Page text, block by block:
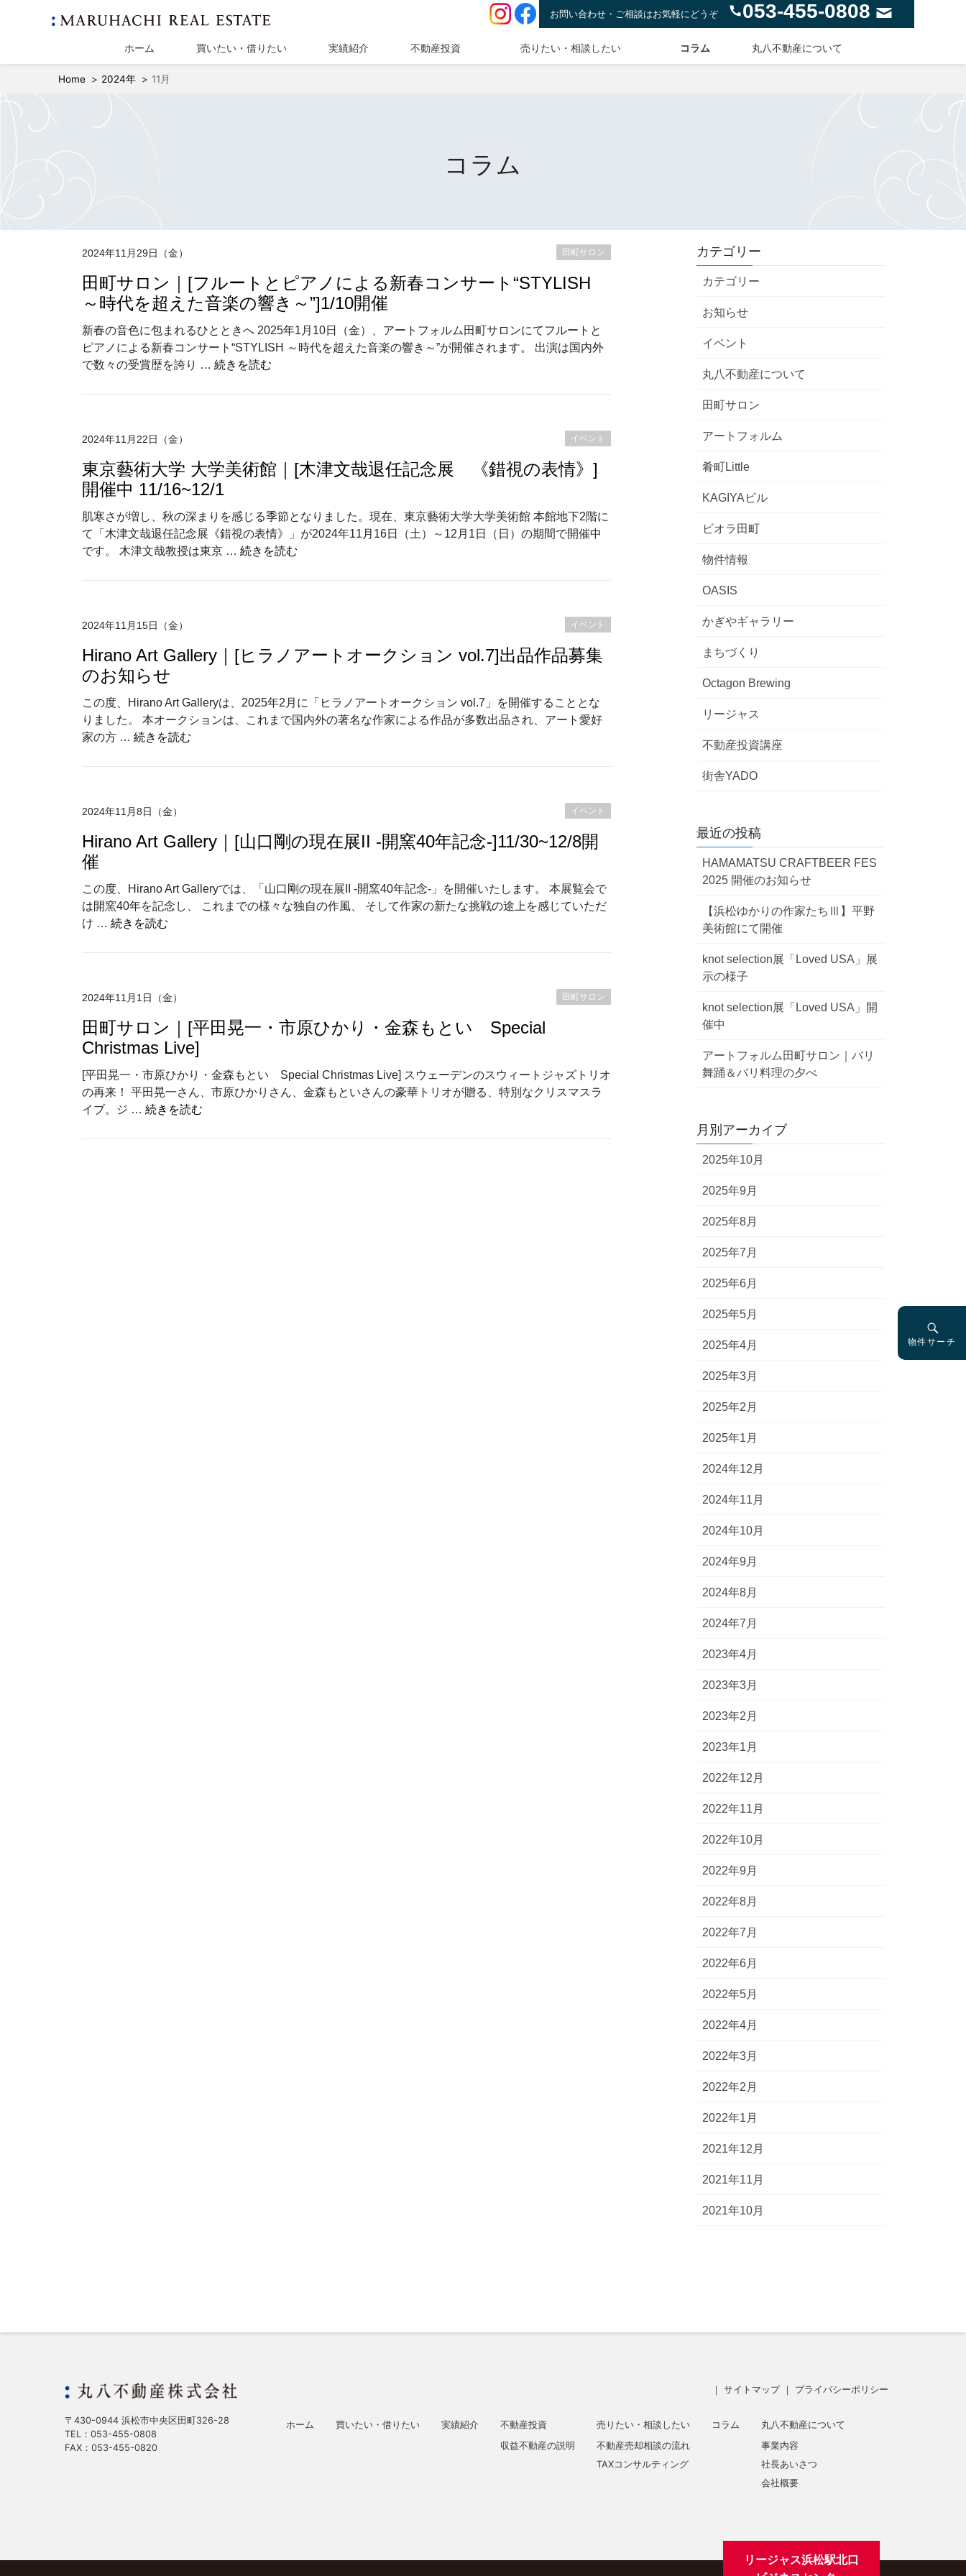
お問い合わせ・ご相談はお気軽にどうぞ 053-455-0808
ホーム 買いたい・借りたい 実績紹介 不動産投資 売りたい・相談したい コラム 丸八不動産について
Home 2024年 11月
コラム
2024年11月29日（金） 田町サロン
田町サロン｜[フルートとピアノによる新春コンサート“STYLISH
～時代を超えた音楽の響き～”]1/10開催
新春の音色に包まれるひとときへ 2025年1月10日（金）、アートフォルム田町サロンにてフルートと
ピアノによる新春コンサート“STYLISH ～時代を超えた音楽の響き～”が開催されます。 出演は国内外
で数々の受賞歴を誇り … 続きを読む
2024年11月22日（金） イベント
東京藝術大学 大学美術館｜[木津文哉退任記念展 《錯視の表情》]
開催中 11/16~12/1
肌寒さが増し、秋の深まりを感じる季節となりました。現在、東京藝術大学大学美術館 本館地下2階に
て「木津文哉退任記念展《錯視の表情》」が2024年11月16日（土）～12月1日（日）の期間で開催中
です。 木津文哉教授は東京 … 続きを読む
2024年11月15日（金） イベント
Hirano Art Gallery｜[ヒラノアートオークション vol.7]出品作品募集
のお知らせ
この度、Hirano Art Galleryは、2025年2月に「ヒラノアートオークション vol.7」を開催することとな
りました。 本オークションは、これまで国内外の著名な作家による作品が多数出品され、アート愛好
家の方 … 続きを読む
2024年11月8日（金） イベント
Hirano Art Gallery｜[山口剛の現在展II -開窯40年記念-]11/30~12/8開
催
この度、Hirano Art Galleryでは、「山口剛の現在展II -開窯40年記念-」を開催いたします。 本展覧会で
は開窯40年を記念し、 これまでの様々な独自の作風、 そして作家の新たな挑戦の途上を感じていただ
け … 続きを読む
2024年11月1日（金） 田町サロン
田町サロン｜[平田晃一・市原ひかり・金森もとい Special
Christmas Live]
[平田晃一・市原ひかり・金森もとい Special Christmas Live] スウェーデンのスウィートジャズトリオ
の再来！ 平田晃一さん、市原ひかりさん、金森もといさんの豪華トリオが贈る、特別なクリスマスラ
イブ。ジ … 続きを読む
カテゴリー
カテゴリー
お知らせ
イベント
丸八不動産について
田町サロン
アートフォルム
肴町Little
KAGIYAビル
ビオラ田町
物件情報
OASIS
かぎやギャラリー
まちづくり
Octagon Brewing
リージャス
不動産投資講座
街舎YADO
最近の投稿
HAMAMATSU CRAFTBEER FES
2025 開催のお知らせ
【浜松ゆかりの作家たちⅢ】平野
美術館にて開催
knot selection展「Loved USA」展
示の様子
knot selection展「Loved USA」開
催中
アートフォルム田町サロン｜バリ
舞踊＆バリ料理の夕べ
月別アーカイブ
2025年10月
2025年9月
2025年8月
2025年7月
2025年6月
2025年5月
2025年4月
2025年3月
2025年2月
2025年1月
2024年12月
2024年11月
2024年10月
2024年9月
2024年8月
2024年7月
2023年4月
2023年3月
2023年2月
2023年1月
2022年12月
2022年11月
2022年10月
2022年9月
2022年8月
2022年7月
2022年6月
2022年5月
2022年4月
2022年3月
2022年2月
2022年1月
2021年12月
2021年11月
2021年10月
物件サーチ
〒430-0944 浜松市中央区田町326-28
TEL：053-455-0808
FAX：053-455-0820
｜ サイトマップ｜ プライバシーポリシー
ホーム 買いたい・借りたい 実績紹介
不動産投資
収益不動産の説明
売りたい・相談したい
不動産売却相談の流れ
TAXコンサルティング
コラム
丸八不動産について
事業内容
社長あいさつ
会社概要
リージャス浜松駅北口